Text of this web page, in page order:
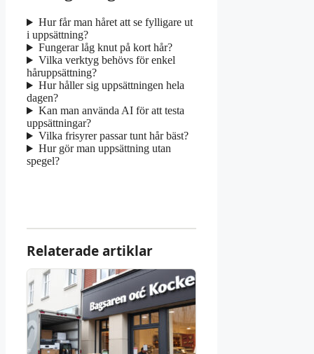
Hur får man håret att se fylligare ut
i uppsättning?
Fungerar låg knut på kort hår?
Vilka verktyg behövs för enkel
håruppsättning?
Hur håller sig uppsättningen hela
dagen?
Kan man använda AI för att testa
uppsättningar?
Vilka frisyrer passar tunt hår bäst?
Hur gör man uppsättning utan
spegel?
Relaterade artiklar